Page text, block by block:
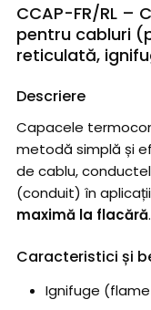
CCAP-FR/RL
pentru cabluri
reticulată,
Descriere
Capacele
metodă simplă și
de cablu,
(conduit) în
maximă la flacără.
Caracteristici și
Ignifuge